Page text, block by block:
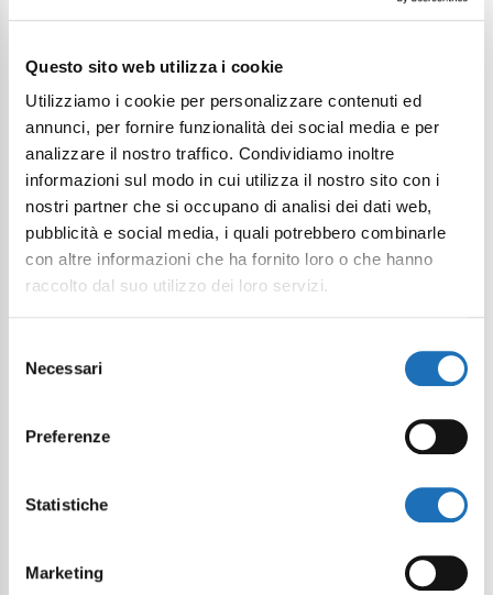
Questo sito web utilizza i cookie
Utilizziamo i cookie per personalizzare contenuti ed
annunci, per fornire funzionalità dei social media e per
analizzare il nostro traffico. Condividiamo inoltre
informazioni sul modo in cui utilizza il nostro sito con i
nostri partner che si occupano di analisi dei dati web,
pubblicità e social media, i quali potrebbero combinarle
con altre informazioni che ha fornito loro o che hanno
raccolto dal suo utilizzo dei loro servizi.
delNecessari
Preferenze
Statistiche
Marketing
Continua a esplorare
Il tuo viaggio digitale dentro Cesenatico